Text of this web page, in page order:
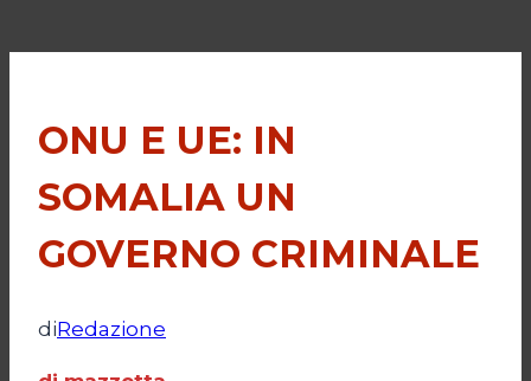
ONU E UE: IN
SOMALIA UN
GOVERNO CRIMINALE
diRedazione